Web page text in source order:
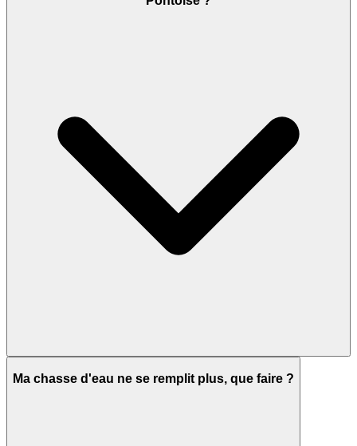
Ma chasse d'eau ne se remplit plus, que faire ?